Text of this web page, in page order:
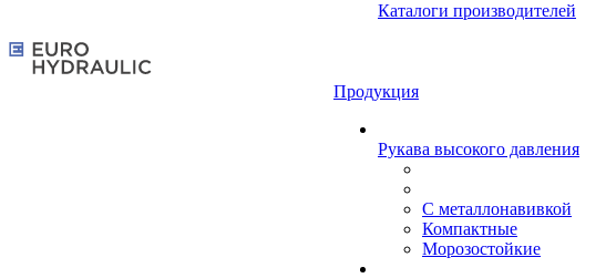
Каталоги производителей
Продукция
Рукава высокого давления
С металлонавивкой
Компактные
Морозостойкие